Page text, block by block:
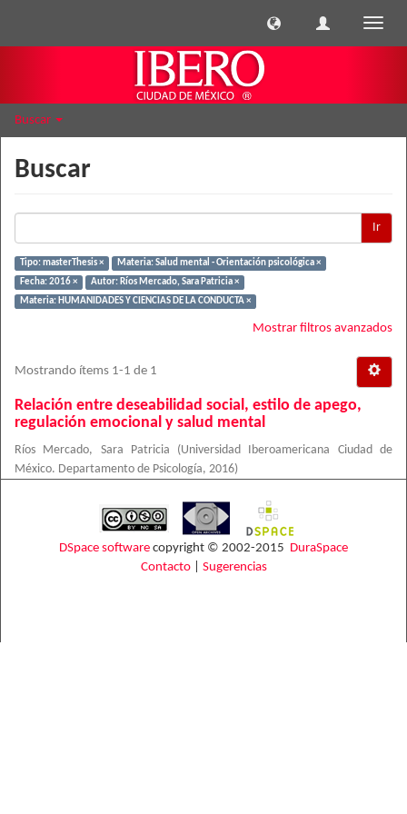
Buscar
Buscar
Ir
Tipo: masterThesis ×
Materia: Salud mental - Orientación psicológica ×
Fecha: 2016 ×
Autor: Ríos Mercado, Sara Patricia ×
Materia: HUMANIDADES Y CIENCIAS DE LA CONDUCTA ×
Mostrar filtros avanzados
Mostrando ítems 1-1 de 1
Relación entre deseabilidad social, estilo de apego,
regulación emocional y salud mental
Ríos Mercado, Sara Patricia (Universidad Iberoamericana Ciudad de
México. Departamento de Psicología, 2016)
DSpace software copyright © 2002-2015 DuraSpace
Contacto| Sugerencias